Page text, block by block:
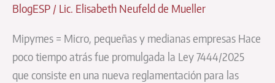
BlogESP / Lic. Elisabeth Neufeld de Mueller
Mipymes = Micro, pequeñas y medianas empresas Hace
poco tiempo atrás fue promulgada la Ley 7444/2025
que consiste en una nueva reglamentación para las